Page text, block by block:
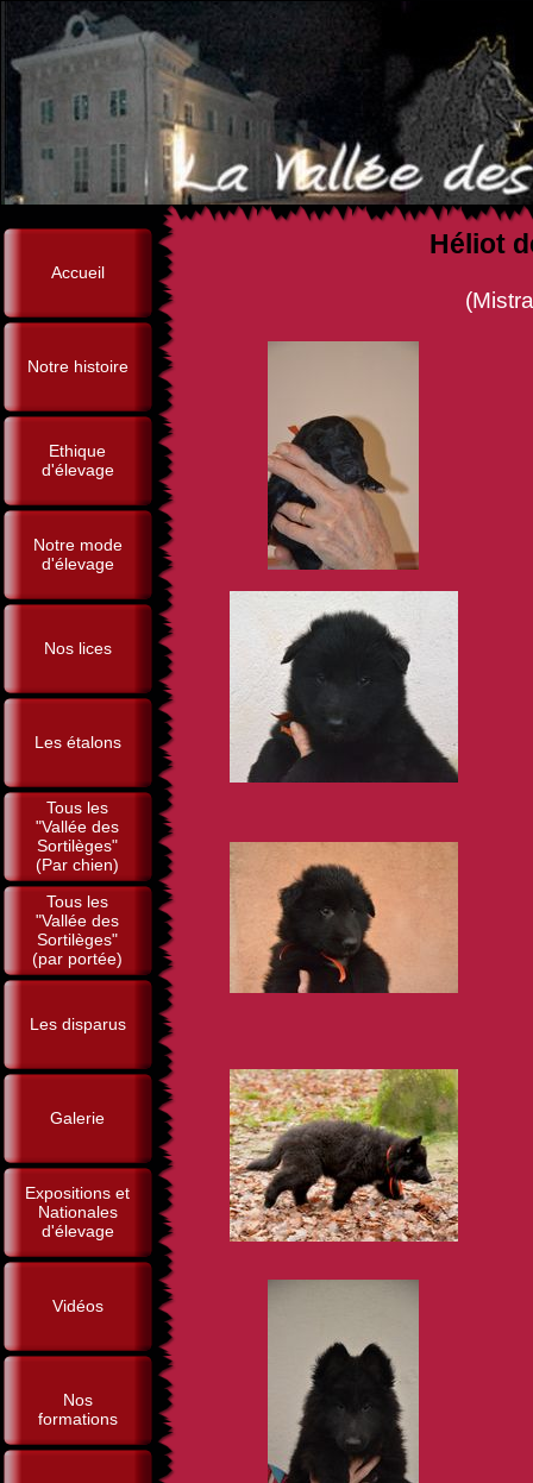
Accueil
Notre histoire
Ethique
d'élevage
Notre mode
d'élevage
Nos lices
Les étalons
Tous les
"Vallée des
Sortilèges"
(Par chien)
Tous les
"Vallée des
Sortilèges"
(par portée)
Les disparus
Galerie
Expositions et
Nationales
d'élevage
Vidéos
Nos
formations
Héliot
(Mistral Créole Van